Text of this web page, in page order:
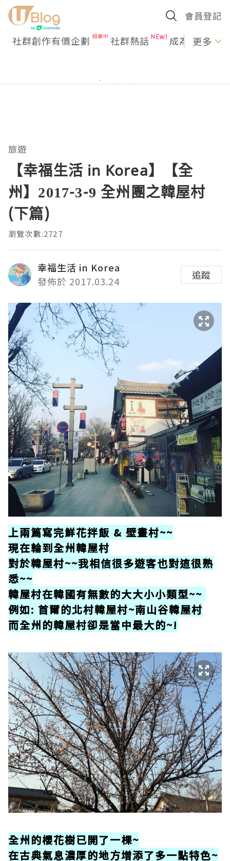
會員登記
社群創作有價企劃 社群熱話 成為U更多
旅遊
【幸福生活 in Korea】【全
州】2017-3-9 全州團之韓屋村
(下篇)
瀏覽次數:2727
幸福生活 in Korea
發佈於 2017.03.24
追蹤
上兩篇寫完鮮花拌飯 & 壁畫村~~
現在輪到全州韓屋村
對於韓屋村~~我相信很多遊客也對這很熟
悉~~
韓屋村在韓國有無數的大大小小類型~~
例如: 首爾的北村韓屋村~南山谷韓屋村
而全州的韓屋村卻是當中最大的~!
全州的櫻花樹已開了一棵~
在古典氣息濃厚的地方增添了多一點特色~